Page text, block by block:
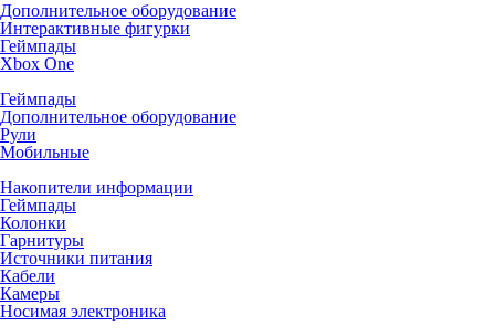
Дополнительное оборудование
Интерактивные фигурки
Геймпады
Xbox One
Геймпады
Дополнительное оборудование
Рули
Мобильные
Накопители информации
Геймпады
Колонки
Гарнитуры
Источники питания
Кабели
Камеры
Носимая электроника